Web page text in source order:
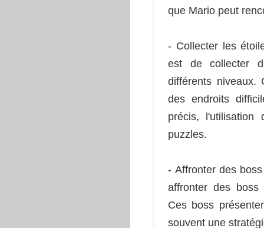
que Mario peut
- Collecter les
est de collecter
différents niveaux.
des endroits
précis, l'utilisation
puzzles.
- Affronter des
affronter des boss
Ces boss
souvent une